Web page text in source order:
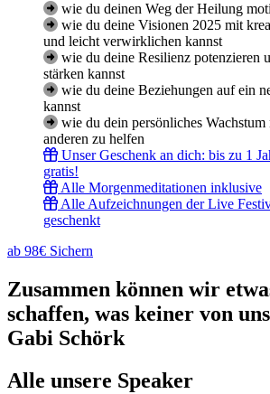
wie du deinen Weg der Heilung
wie du deine Visionen 2025 mit
und leicht verwirklichen kannst
wie du deine Resilienz potenzieren
stärken kannst
wie du deine Beziehungen auf ein
kannst
wie du dein persönliches Wachstum
anderen zu helfen
Unser Geschenk an dich: bis zu 1
gratis!
Alle Morgenmeditationen inklusive
Alle Aufzeichnungen der Live
geschenkt
ab 98€ Sichern
Zusammen können wir
schaffen, was keiner von
Gabi Schörk
Alle unsere Speaker